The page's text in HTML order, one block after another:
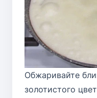
Обжаривайте
золотистого